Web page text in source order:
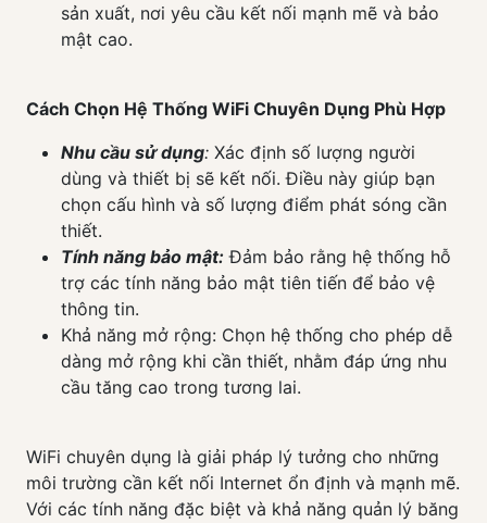
sản xuất, nơi yêu cầu kết nối mạnh mẽ và bảo
mật cao.
Cách Chọn Hệ Thống WiFi Chuyên Dụng Phù Hợp
Nhu cầu sử dụng: Xác định số lượng người
dùng và thiết bị sẽ kết nối. Điều này giúp bạn
chọn cấu hình và số lượng điểm phát sóng cần
thiết.
Tính năng bảo mật: Đảm bảo rằng hệ thống hỗ
trợ các tính năng bảo mật tiên tiến để bảo vệ
thông tin.
Khả năng mở rộng: Chọn hệ thống cho phép dễ
dàng mở rộng khi cần thiết, nhằm đáp ứng nhu
cầu tăng cao trong tương lai.
WiFi chuyên dụng là giải pháp lý tưởng cho những
môi trường cần kết nối Internet ổn định và mạnh mẽ.
Với các tính năng đặc biệt và khả năng quản lý băng